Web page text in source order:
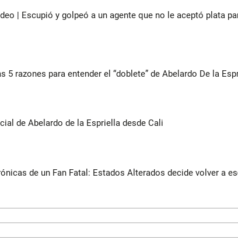
| Escupió y golpeó a un agente que no le aceptó plata
5 razones para entender el “doblete” de Abelardo De la
de Abelardo de la Espriella desde Cali
de un Fan Fatal: Estados Alterados decide volver a